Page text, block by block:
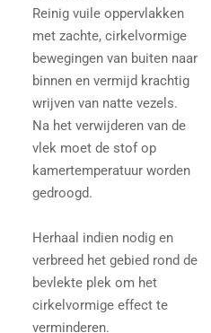
Reinig vuile oppervlakken
met zachte, cirkelvormige
bewegingen van buiten naar
binnen en vermijd krachtig
wrijven van natte vezels.
Na het verwijderen van de
vlek moet de stof op
kamertemperatuur worden
gedroogd.
Herhaal indien nodig en
verbreed het gebied rond de
bevlekte plek om het
cirkelvormige effect te
verminderen.